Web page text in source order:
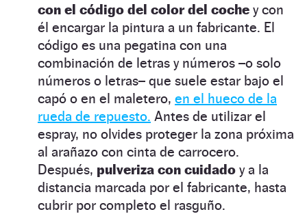
con el código del color del coche y con
él encargar la pintura a un fabricante. El
código es una pegatina con una
combinación de letras y números –o solo
números o letras– que suele estar bajo el
capó o en el maletero, en el hueco de la
rueda de repuesto. Antes de utilizar el
espray, no olvides proteger la zona próxima
al arañazo con cinta de carrocero.
Después, pulveriza con cuidado y a la
distancia marcada por el fabricante, hasta
cubrir por completo el rasguño.